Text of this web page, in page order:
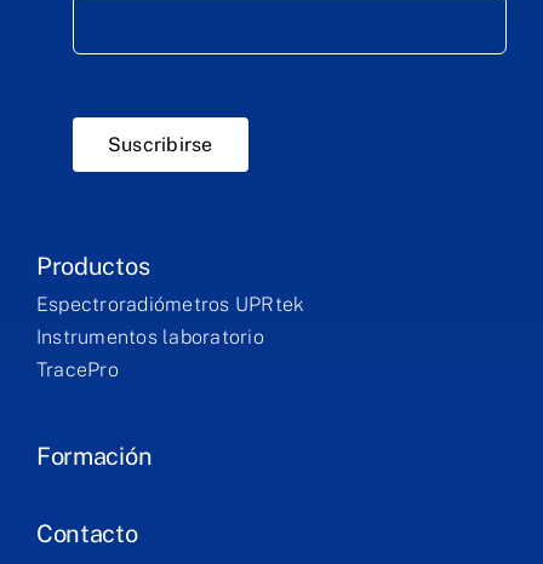
Suscribirse
Productos
Espectroradiómetros UPRtek
Instrumentos laboratorio
TracePro
Formación
Contacto